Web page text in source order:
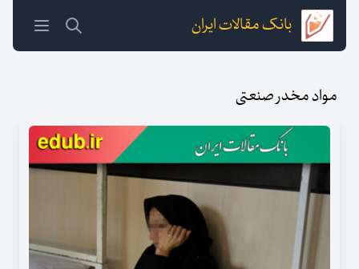
بانک مقالات ایران
مواد مخدر صنعتی